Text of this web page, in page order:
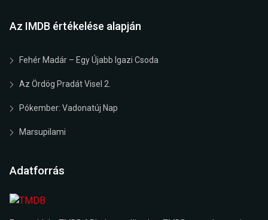
Az IMDB értékelése alapján
Fehér Madár – Egy Újabb Igazi Csoda
Az Ördög Pradát Visel 2.
Pókember: Vadonatúj Nap
Marsupilami
Adatforrás